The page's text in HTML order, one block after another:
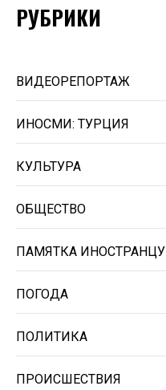
РУБРИКИ
ВИДЕОРЕПОРТАЖ
ИНОСМИ: ТУРЦИЯ
КУЛЬТУРА
ОБЩЕСТВО
ПАМЯТКА ИНОСТРАНЦУ
ПОГОДА
ПОЛИТИКА
ПРОИСШЕСТВИЯ